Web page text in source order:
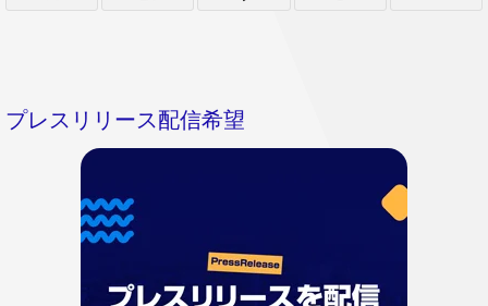
プレスリリース配信希望